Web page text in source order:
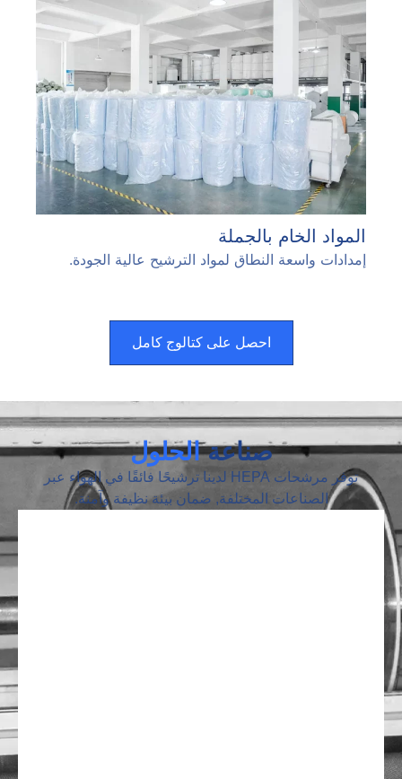
المواد الخام بالجملة
إمدادات واسعة النطاق لمواد الترشيح عالية الجودة.
احصل على كتالوج كامل
صناعةالحلول
توفر مرشحات HEPA لدينا ترشيحًا فائقًا في الهواء عبر
الصناعات المختلفة, ضمان بيئة نظيفة وآمنة.